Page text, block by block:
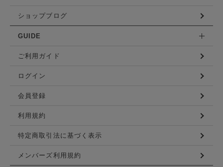
ショップブログ
GUIDE
ご利用ガイド
ログイン
会員登録
利用規約
特定商取引法に基づく表示
メンバーズ利用規約